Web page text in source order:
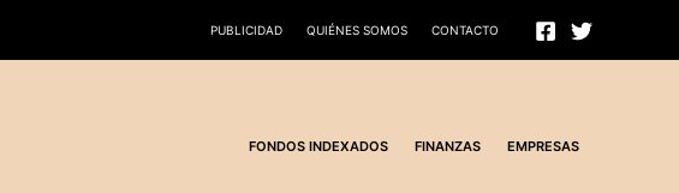
PUBLICIDAD QUIÉNES SOMOS CONTACTO
FONDOS INDEXADOS FINANZAS EMPRESAS